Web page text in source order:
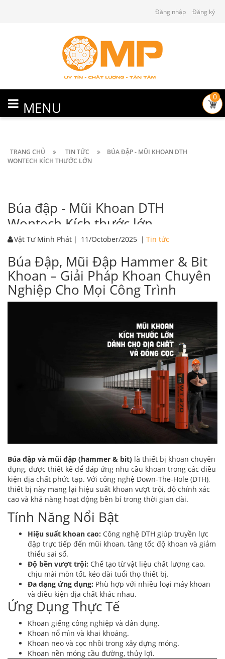
Đăng nhập Đăng ký
MENU
0
TRANG CHỦ TIN TỨC
BÚA ĐẬP - MŨI KHOAN DTH
WONTECH KÍCH THƯỚC LỚN
Búa đập - Mũi Khoan DTH
Wontech Kích thước lớn
Vật Tư Minh Phát | 11/October/2025 | Tin tức
Búa Đập, Mũi Đập Hammer & Bit
Khoan – Giải Pháp Khoan Chuyên
Nghiệp Cho Mọi Công Trình
Búa đập và mũi đập (hammer & bit) là thiết bị khoan chuyên
dụng, được thiết kế để đáp ứng nhu cầu khoan trong các điều
kiện địa chất phức tạp. Với công nghệ Down-The-Hole (DTH),
thiết bị này mang lại hiệu suất khoan vượt trội, độ chính xác
cao và khả năng hoạt động bền bỉ trong thời gian dài.
Tính Năng Nổi Bật
Hiệu suất khoan cao: Công nghệ DTH giúp truyền lực
đập trực tiếp đến mũi khoan, tăng tốc độ khoan và giảm
thiểu sai số.
Độ bền vượt trội: Chế tạo từ vật liệu chất lượng cao,
chịu mài mòn tốt, kéo dài tuổi thọ thiết bị.
Đa dạng ứng dụng: Phù hợp với nhiều loại máy khoan
và điều kiện địa chất khác nhau.
Ứng Dụng Thực Tế
Khoan giếng công nghiệp và dân dụng.
Khoan nổ mìn và khai khoáng.
Khoan neo và cọc nhồi trong xây dựng móng.
Khoan nền móng cầu đường, thủy lợi.